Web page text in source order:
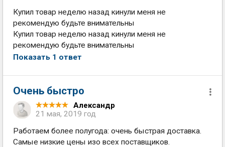
Купил товар неделю назад кинули меня не
рекомендую будьте внимательны
Купил товар неделю назад кинули меня не
рекомендую будьте внимательны
Показать 1 ответ
Очень быстро
Александр
21 мая, 2019 год
Работаем более полугода: очень быстрая доставка.
Самые низкие цены изо всех поставщиков.